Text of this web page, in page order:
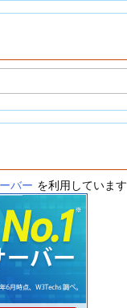
バー を利用しています